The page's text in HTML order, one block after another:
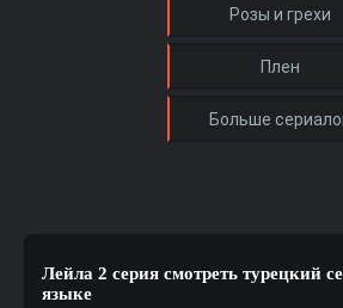
Лейла 2 серия смотреть турецкий
языке